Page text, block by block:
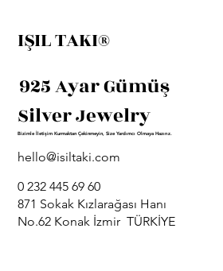
IŞIL TAKI®
925 Ayar Gümüş
Silver Jewelry
Bizimle İletişim Kurmaktan Çekinmeyin, Size Yardımcı Olmaya Hazırız.
hello@isiltaki.com
0 232 445 69 60
871 Sokak Kızlarağası Hanı
No.62 Konak İzmir TÜRKİYE